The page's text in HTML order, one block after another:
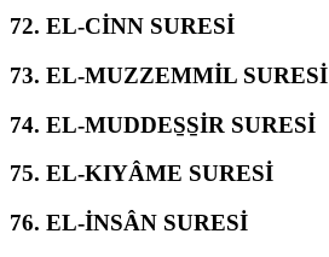
72. EL-CİNN SURESİ
73. EL-MUZZEMMİL SURESİ
74. EL-MUDDES̱S̱İR SURESİ
75. EL-KIYÂME SURESİ
76. EL-İNSÂN SURESİ